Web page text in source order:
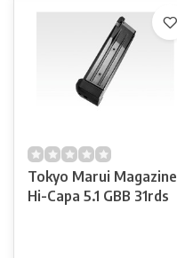
Tokyo Marui Magazine
Hi-Capa 5.1 GBB 31rds